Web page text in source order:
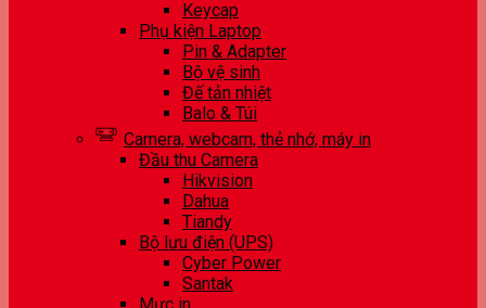
Keycap
Phụ kiện Laptop
Pin & Adapter
Bộ vệ sinh
Đế tản nhiệt
Balo & Túi
Camera, webcam, thẻ nhớ, máy in
Đầu thu Camera
Hikvision
Dahua
Tiandy
Bộ lưu điện (UPS)
Cyber Power
Santak